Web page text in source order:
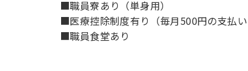
■職員寮あり（単身用）
■医療控除制度有り（毎月500円の支払
■職員食堂あり